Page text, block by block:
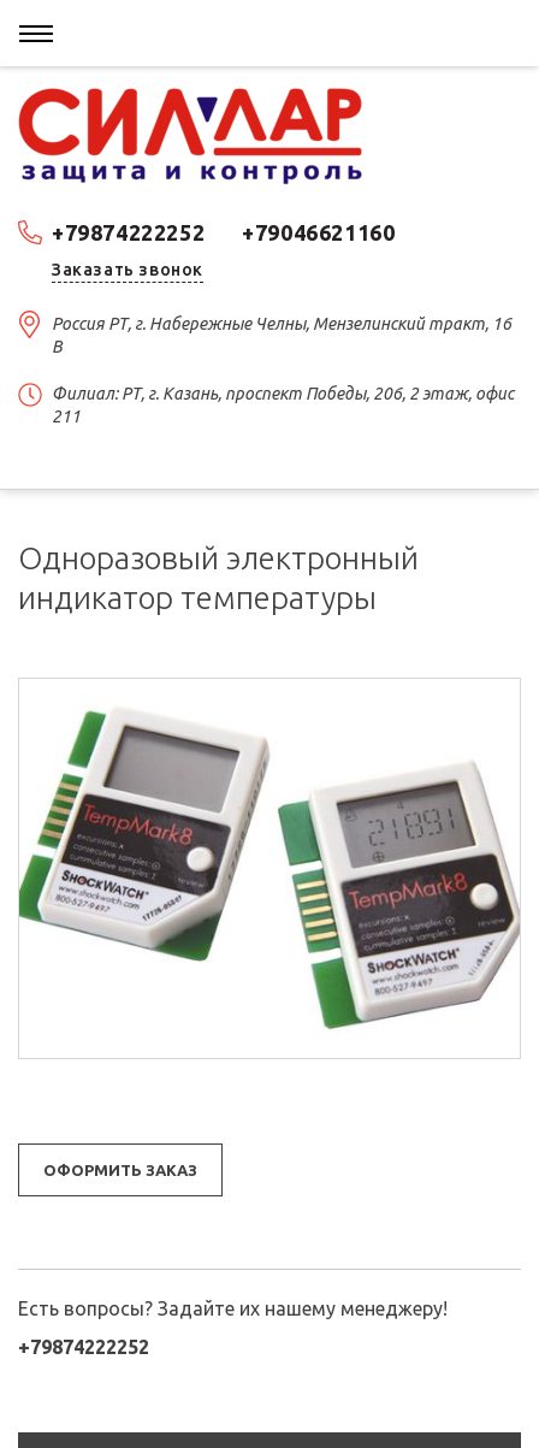
+79874222252 +79046621160
Заказать звонок
Россия РТ, г. Набережные Челны, Мензелинский тракт, 16
В
Филиал: РТ, г. Казань, проспект Победы, 206, 2 этаж, офис
211
Одноразовый электронный
индикатор температуры
ОФОРМИТЬ ЗАКАЗ
Есть вопросы? Задайте их нашему менеджеру!
+79874222252